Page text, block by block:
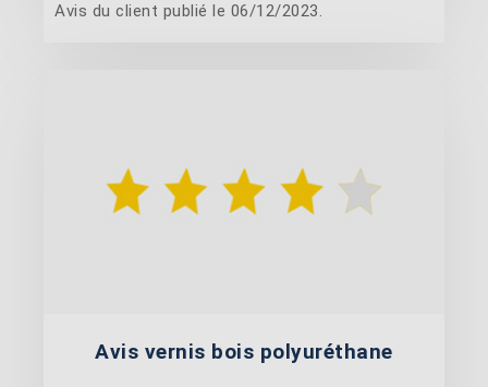
Avis du client publié le 06/12/2023.
Avis vernis bois polyuréthane